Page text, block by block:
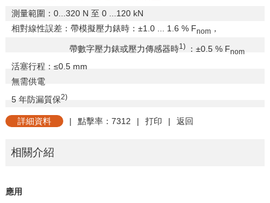
測量範圍： 0...320 N 至 0 ...120 kN
相對線性誤差：帶模擬壓力錶時：±1.0 ... 1.6 % Fnom，
帶數字壓力錶或壓力傳感器時1) ：±0.5 % Fnom
活塞行程： ≤0.5 mm
無需供電
5 年防漏質保2)
詳細資料 | 點擊率：7312 | 打印 | 返回
相關介紹
應用